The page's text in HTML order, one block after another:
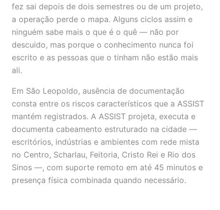
fez sai depois de dois semestres ou de um projeto,
a operação perde o mapa. Alguns ciclos assim e
ninguém sabe mais o que é o quê — não por
descuido, mas porque o conhecimento nunca foi
escrito e as pessoas que o tinham não estão mais
ali.
Em São Leopoldo, ausência de documentação
consta entre os riscos característicos que a ASSIST
mantém registrados. A ASSIST projeta, executa e
documenta cabeamento estruturado na cidade —
escritórios, indústrias e ambientes com rede mista
no Centro, Scharlau, Feitoria, Cristo Rei e Rio dos
Sinos —, com suporte remoto em até 45 minutos e
presença física combinada quando necessário.